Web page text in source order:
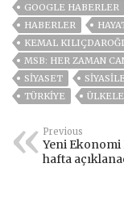
GOOGLE HABERLER
HABERLER
KEMAL
MSB: HER ZAMAN
SİYASET
TÜRKİYE
Previous
Yeni
hafta